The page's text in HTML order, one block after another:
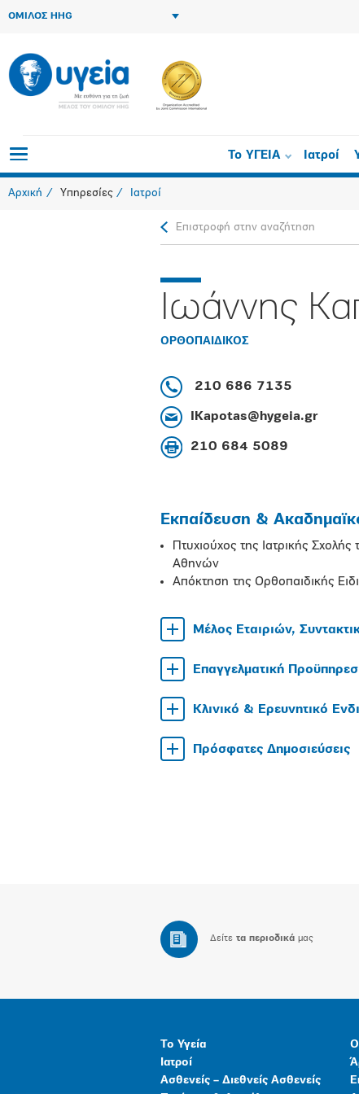
ΟΜΙΛΟΣ HHG
Το ΥΓΕΙΑ Ιατροί
Αρχική Υπηρεσίες Ιατροί
Επιστροφή στην αναζήτηση
Ιωάννης
ΟΡΘΟΠAIΔΙΚΟΣ
210 686 7135
IKapotas@hygeia.gr
210 684 5089
Εκπαίδευση &
Πτυχιούχος της Ιατρικής
Αθηνών
Απόκτηση της Ορθοπαιδικής
Μέλος Εταιριών,
Επαγγελματική
Κλινικό & Ερευνητικό
Πρόσφατες Δημοσιεύσεις
Δείτε τα περιοδικά μας
Το Υγεία
Ιατροί
Ασθενείς – Διεθνείς Ασθενείς